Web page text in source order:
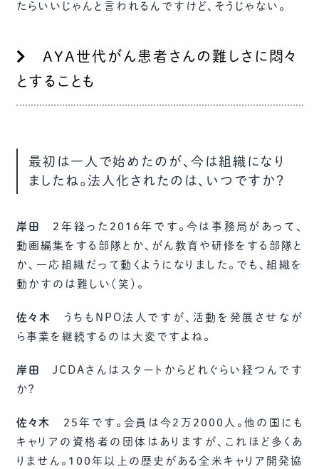
たらいいじゃんと言われるんですけど、そうじゃない。
AYA世代がん患者さんの難しさに悶々
とすることも
最初は一人で始めたのが、今は組織になり
ましたね。法人化されたのは、いつですか？
岸田
２年経った2016年です。今は事務局があって、
動画編集をする部隊とか、がん教育や研修をする部隊と
か、一応組織だって動くようになりました。でも、組織を
動かすのは難しい（笑）。
佐々木
うちもNPO法人ですが、活動を発展させなが
ら事業を継続するのは大変ですよね。
岸田
JCDAさんはスタートからどれぐらい経つんです
か？
佐々木
25年です。会員は今2万2000人。他の国にも
キャリアの資格者の団体はありますが、これほど多くあ
りません。100年以上の歴史がある全米キャリア開発協